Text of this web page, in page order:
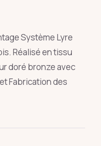
Système Lyre
Réalisé en tissu
doré bronze avec
Fabrication des